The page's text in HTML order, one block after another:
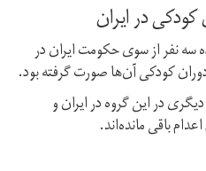
کودکی در ایران
سه نفر از سوی حکومت ایران در
کودکی آن‌ها صورت گرفته بود.
در این گروه در ایران و
باقی مانده‌اند.